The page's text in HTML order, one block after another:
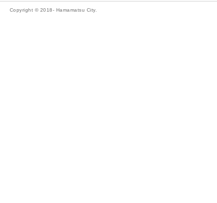
Copyright © 2018- Hamamatsu City.